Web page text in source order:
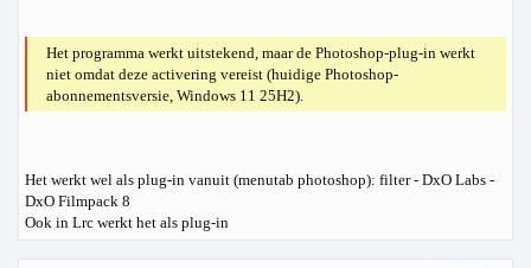
Het programma werkt uitstekend, maar de Photoshop-plug-in werkt
niet omdat deze activering vereist (huidige Photoshop-
abonnementsversie, Windows 11 25H2).
Het werkt wel als plug-in vanuit (menutab photoshop): filter - DxO Labs -
DxO Filmpack 8
Ook in Lrc werkt het als plug-in